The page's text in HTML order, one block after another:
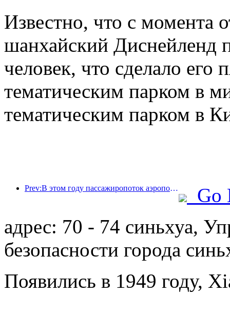
Известно, что с момента
шанхайский Диснейленд
человек, что сделало
тематическим парком в
тематическим парком в
Prev:В этом году пассажиропоток аэропорта Шэньчжэня превысил 3 миллиона человек, установив новый рекорд за аналогичный период.
Go
адрес: 70 - 74 синьхуа,
безопасности города
Появились в 1949 году,